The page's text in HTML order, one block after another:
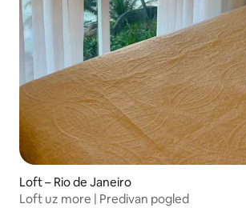
Loft – Rio de Janeiro
Loft uz more | Predivan pogled